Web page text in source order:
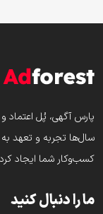
پارس‌ آگهی، پُل اعتماد
سال‌ها تجربه و تعهد
کسب‌وکار شما ایجاد
ما را دنبال کنید